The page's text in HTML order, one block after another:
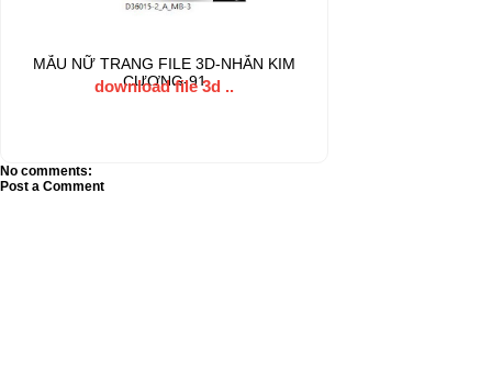
MẪU NỮ TRANG FILE 3D-NHẪN KIM
CƯƠNG-91
download file 3d ..
No comments:
Post a Comment